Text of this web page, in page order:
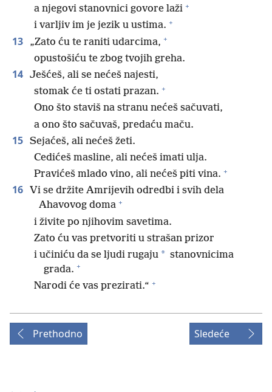
a njegovi stanovnici govore laži +
i varljiv im je jezik u ustima. +
13 „Zato ću te raniti udarcima, +
opustošiću te zbog tvojih greha.
14 Ješćeš, ali se nećeš najesti,
stomak će ti ostati prazan. +
Ono što staviš na stranu nećeš sačuvati,
a ono što sačuvaš, predaću maču.
15 Sejaćeš, ali nećeš žeti.
Cedićeš masline, ali nećeš imati ulja.
Pravićeš mlado vino, ali nećeš piti vina. +
16
Vi se držite Amrijevih odredbi i svih dela
Ahavovog doma +
i živite po njihovim savetima.
Zato ću vas pretvoriti u strašan prizor
i učiniću da se ljudi rugaju * stanovnicima
grada. +
Narodi će vas prezirati.“ +
Prethodno Sledeće